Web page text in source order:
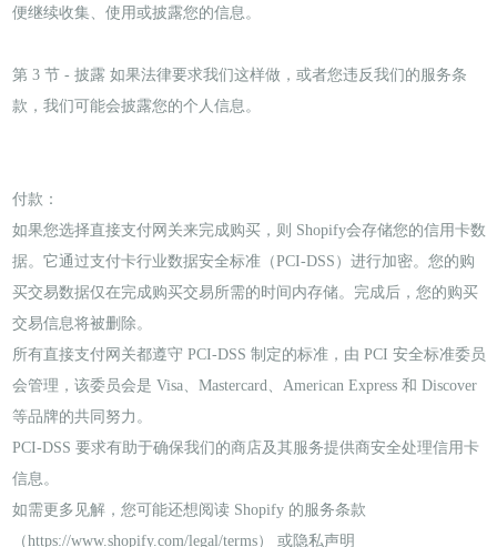
便继续收集、使用或披露您的信息。
第 3 节 - 披露 如果法律要求我们这样做，或者您违反我们的服务条
款，我们可能会披露您的个人信息。
付款：
如果您选择直接支付网关来完成购买，则 Shopify会存储您的信用卡数
据。它通过支付卡行业数据安全标准（PCI-DSS）进行加密。您的购
买交易数据仅在完成购买交易所需的时间内存储。完成后，您的购买
交易信息将被删除。
所有直接支付网关都遵守 PCI-DSS 制定的标准，由 PCI 安全标准委员
会管理，该委员会是 Visa、Mastercard、American Express 和 Discover
等品牌的共同努力。
PCI-DSS 要求有助于确保我们的商店及其服务提供商安全处理信用卡
信息。
如需更多见解，您可能还想阅读 Shopify 的服务条款
（https://www.shopify.com/legal/terms） 或隐私声明